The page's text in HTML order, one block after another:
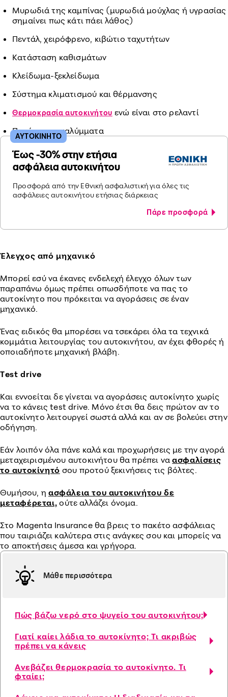
Μυρωδιά της καμπίνας (μυρωδιά μούχλας ή υγρασίας
σημαίνει πως κάτι πάει λάθος)
Πεντάλ, χειρόφρενο, κιβώτιο ταχυτήτων
Κατάσταση καθισμάτων
Κλείδωμα-ξεκλείδωμα
Σύστημα κλιματισμού και θέρμανσης
Θερμοκρασία αυτοκινήτου ενώ είναι στο ρελαντί
Πατάκια και καλύμματα
Έως -30% στην ετήσια
ασφάλεια αυτοκινήτου
Προσφορά από την Εθνική ασφαλιστική για όλες τις
ασφάλειες αυτοκινήτου ετήσιας διάρκειας
Πάρε προσφορά
ΑΥΤΟΚΙΝΗΤΟ
Έλεγχος από μηχανικό
Μπορεί εσύ να έκανες ενδελεχή έλεγχο όλων των
παραπάνω όμως πρέπει οπωσδήποτε να πας το
αυτοκίνητο που πρόκειται να αγοράσεις σε έναν
μηχανικό.
Ένας ειδικός θα μπορέσει να τσεκάρει όλα τα τεχνικά
κομμάτια λειτουργίας του αυτοκινήτου, αν έχει φθορές ή
οποιαδήποτε μηχανική βλάβη.
Τest drive
Και εννοείται δε γίνεται να αγοράσεις αυτοκίνητο χωρίς
να το κάνεις test drive. Μόνο έτσι θα δεις πρώτον αν το
αυτοκίνητο λειτουργεί σωστά αλλά και αν σε βολεύει στην
οδήγηση.
Εάν λοιπόν όλα πάνε καλά και προχωρήσεις με την αγορά
μεταχειρισμένου αυτοκινήτου θα πρέπει ναασφαλίσεις
το αυτοκίνητό σου προτού ξεκινήσεις τις βόλτες.
Θυμήσου, η ασφάλεια του αυτοκινήτου δε
μεταφέρεται, ούτε αλλάζει όνομα.
Στο Magenta Insurance θα βρεις το πακέτο ασφάλειας
που ταιριάζει καλύτερα στις ανάγκες σου και μπορείς να
το αποκτήσεις άμεσα και γρήγορα.
Μάθε περισσότερα
Πώς βάζω νερό στο ψυγείο του αυτοκινήτου;
Γιατί καίει λάδια το αυτοκίνητο; Tι ακριβώς
πρέπει να κάνεις
Ανεβάζει θερμοκρασία το αυτοκίνητο. Τι
φταίει;